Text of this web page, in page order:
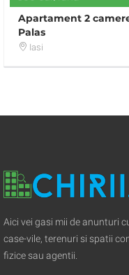
Apartament 2
Palas
Iasi
Aici vei gasi mii de anunturi
case-vile, terenuri si spatii
fizice sau agentii.